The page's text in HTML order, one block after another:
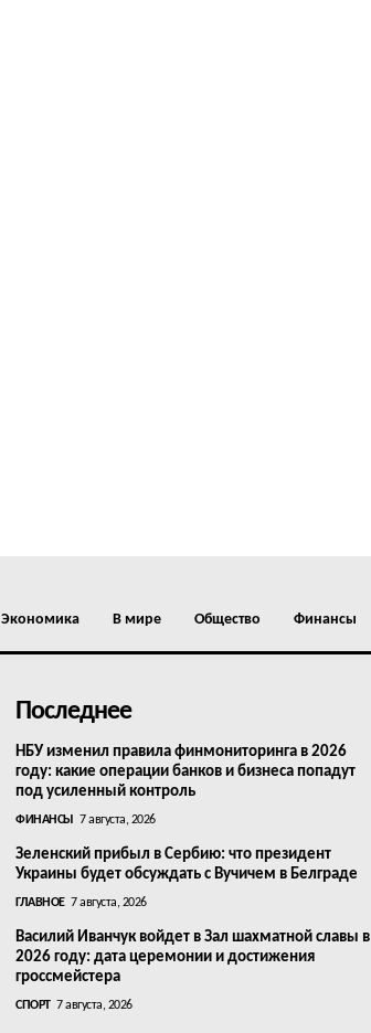
Экономика В мире Общество Финансы
Последнее
НБУ изменил правила финмониторинга в 2026
году: какие операции банков и бизнеса попадут
под усиленный контроль
ФИНАНСЫ 7 августа, 2026
Зеленский прибыл в Сербию: что президент
Украины будет обсуждать с Вучичем в Белграде
ГЛАВНОЕ 7 августа, 2026
Василий Иванчук войдет в Зал шахматной славы в
2026 году: дата церемонии и достижения
гроссмейстера
СПОРТ 7 августа, 2026